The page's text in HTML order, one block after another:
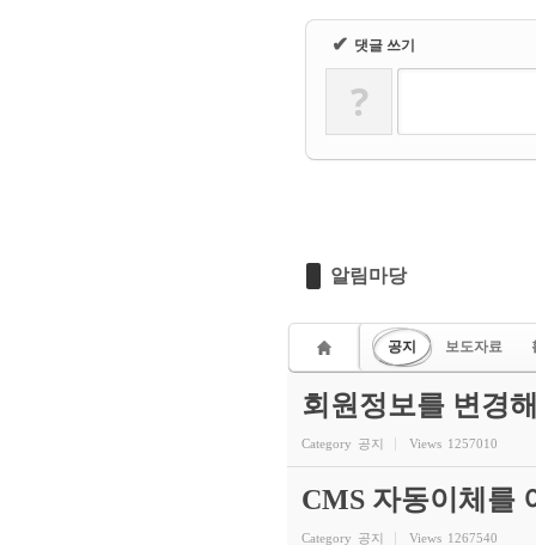
✔ 댓글 쓰기
?
알림마당
공지 보도자료
회원정보를 변경
Category 공지 Views 1257010
CMS 자동이체를
Category 공지 Views 1267540